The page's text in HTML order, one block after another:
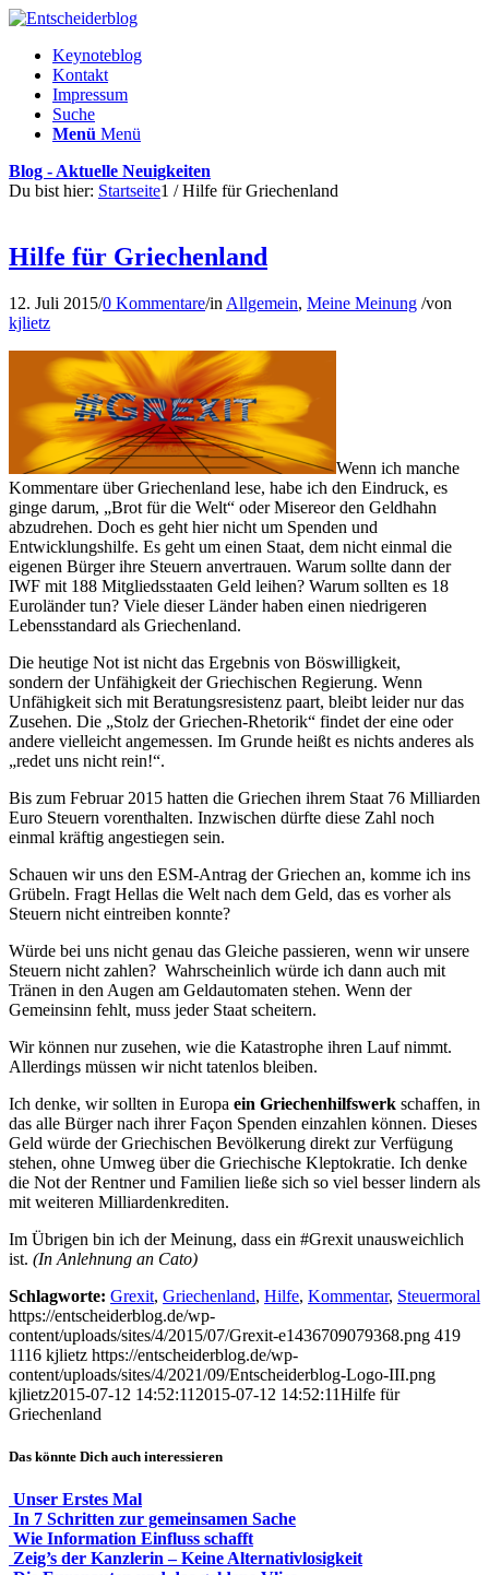
Keynoteblog
Kontakt
Impressum
Suche
Menü Menü
Blog - Aktuelle Neuigkeiten
Du bist hier: Startseite1 / Hilfe für Griechenland
Hilfe für Griechenland
12. Juli 2015/0 Kommentare/in Allgemein, Meine Meinung /von
kjlietz
Wenn ich manche
Kommentare über Griechenland lese, habe ich den Eindruck, es
ginge darum, „Brot für die Welt“ oder Misereor den Geldhahn
abzudrehen. Doch es geht hier nicht um Spenden und
Entwicklungshilfe. Es geht um einen Staat, dem nicht einmal die
eigenen Bürger ihre Steuern anvertrauen. Warum sollte dann der
IWF mit 188 Mitgliedsstaaten Geld leihen? Warum sollten es 18
Euroländer tun? Viele dieser Länder haben einen niedrigeren
Lebensstandard als Griechenland.
Die heutige Not ist nicht das Ergebnis von Böswilligkeit,
sondern der Unfähigkeit der Griechischen Regierung. Wenn
Unfähigkeit sich mit Beratungsresistenz paart, bleibt leider nur das
Zusehen. Die „Stolz der Griechen-Rhetorik“ findet der eine oder
andere vielleicht angemessen. Im Grunde heißt es nichts anderes als
„redet uns nicht rein!“.
Bis zum Februar 2015 hatten die Griechen ihrem Staat 76 Milliarden
Euro Steuern vorenthalten. Inzwischen dürfte diese Zahl noch
einmal kräftig angestiegen sein.
Schauen wir uns den ESM-Antrag der Griechen an, komme ich ins
Grübeln. Fragt Hellas die Welt nach dem Geld, das es vorher als
Steuern nicht eintreiben konnte?
Würde bei uns nicht genau das Gleiche passieren, wenn wir unsere
Steuern nicht zahlen? Wahrscheinlich würde ich dann auch mit
Tränen in den Augen am Geldautomaten stehen. Wenn der
Gemeinsinn fehlt, muss jeder Staat scheitern.
Wir können nur zusehen, wie die Katastrophe ihren Lauf nimmt.
Allerdings müssen wir nicht tatenlos bleiben.
Ich denke, wir sollten in Europa ein Griechenhilfswerk schaffen, in
das alle Bürger nach ihrer Façon Spenden einzahlen können. Dieses
Geld würde der Griechischen Bevölkerung direkt zur Verfügung
stehen, ohne Umweg über die Griechische Kleptokratie. Ich denke
die Not der Rentner und Familien ließe sich so viel besser lindern als
mit weiteren Milliardenkrediten.
Im Übrigen bin ich der Meinung, dass ein #Grexit unausweichlich
ist. (In Anlehnung an Cato)
Schlagworte: Grexit, Griechenland, Hilfe, Kommentar, Steuermoral
https://entscheiderblog.de/wp-
content/uploads/sites/4/2015/07/Grexit-e1436709079368.png 419
1116 kjlietz https://entscheiderblog.de/wp-
content/uploads/sites/4/2021/09/Entscheiderblog-Logo-III.png
kjlietz2015-07-12 14:52:11 2015-07-12 14:52:11Hilfe für
Griechenland
Das könnte Dich auch interessieren
Unser Erstes Mal
In 7 Schritten zur gemeinsamen Sache
Wie Information Einfluss schafft
Zeig’s der Kanzlerin – Keine Alternativlosigkeit